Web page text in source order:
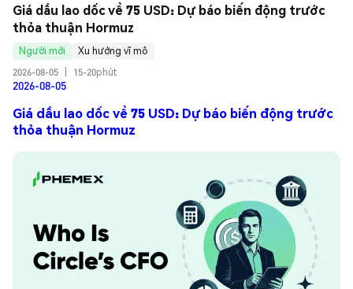
Giá dầu lao dốc về 75 USD: Dự báo biến động trước
thỏa thuận Hormuz
Người mới
Xu hướng vĩ mô
2026-08-05
15-20phút
2026-08-05
Giá dầu lao dốc về 75 USD: Dự báo biến động trước
thỏa thuận Hormuz